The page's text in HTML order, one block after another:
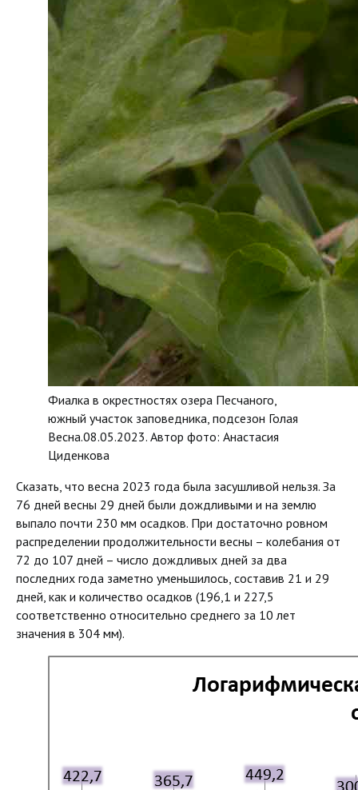
Фиалка в окрестностях озера Песчаного,
южный участок заповедника, подсезон Голая
Весна.08.05.2023. Автор фото: Анастасия
Циденкова
Сказать, что весна 2023 года была засушливой нельзя. За
76 дней весны 29 дней были дождливыми и на землю
выпало почти 230 мм осадков. При достаточно ровном
распределении продолжительности весны – колебания от
72 до 107 дней – число дождливых дней за два
последних года заметно уменьшилось, составив 21 и 29
дней, как и количество осадков (196,1 и 227,5
соответственно относительно среднего за 10 лет
значения в 304 мм).